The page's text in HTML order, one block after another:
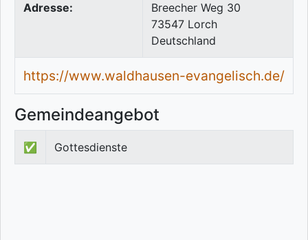
Adresse:
Breecher Weg 30
73547 Lorch
Deutschland
https://www.waldhausen-evangelisch.de/
Gemeindeangebot
✅ Gottesdienste